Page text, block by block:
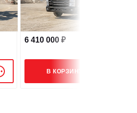
7799
6 410 000 ₽
В КОРЗИНУ